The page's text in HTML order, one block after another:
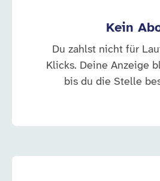
Kein
Du zahlst nicht für
Klicks. Deine Anzeige
bis du die Stelle